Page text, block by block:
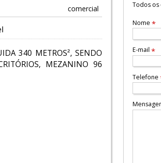
comercial
340 METROS², SENDO
MEZANINO 96
Todos os
Nome *
E-mail *
Telefone